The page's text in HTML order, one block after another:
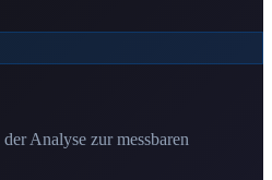
Analyse zur messbaren